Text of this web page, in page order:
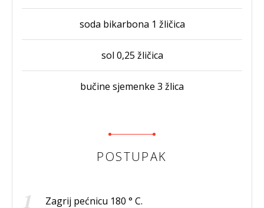
soda bikarbona 1 žličica
sol 0,25 žličica
bučine sjemenke 3 žlica
POSTUPAK
Zagrij pećnicu 180 ° C.